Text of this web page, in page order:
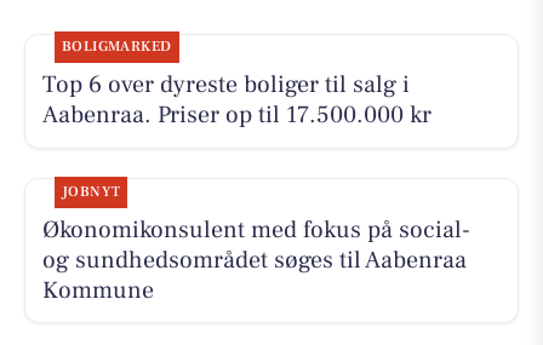
BOLIGMARKED
Top 6 over dyreste boliger til salg i
Aabenraa. Priser op til 17.500.000 kr
JOBNYT
Økonomikonsulent med fokus på social-
og sundhedsområdet søges til Aabenraa
Kommune